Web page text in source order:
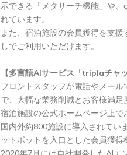
示できる「メタサーチ機能」や
れています。
また、宿泊施設の会員獲得を支
しでご利用いただけます。
【多言語AIサービス「triplaチャ
フロントスタッフが電話やメー
で、大幅な業務削減とお客様満足
宿泊施設の公式ホームページ上
国内外約800施設に導入されてい
ットボットを入口とした会員獲